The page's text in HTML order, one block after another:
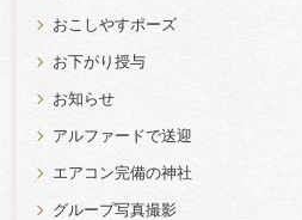
おこしやすポーズ
お下がり授与
お知らせ
アルファードで送迎
エアコン完備の神社
グループ写真撮影